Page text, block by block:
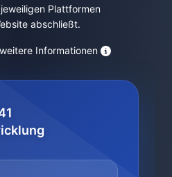
Plattformen
abschließt.
weitere Informationen